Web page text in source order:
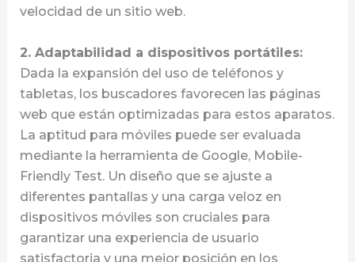
velocidad de un sitio web.
2. Adaptabilidad a dispositivos portátiles:
Dada la expansión del uso de teléfonos y
tabletas, los buscadores favorecen las páginas
web que están optimizadas para estos aparatos.
La aptitud para móviles puede ser evaluada
mediante la herramienta de Google, Mobile-
Friendly Test. Un diseño que se ajuste a
diferentes pantallas y una carga veloz en
dispositivos móviles son cruciales para
garantizar una experiencia de usuario
satisfactoria y una mejor posición en los